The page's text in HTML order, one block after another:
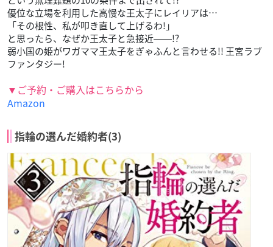
優位な立場を利用した高慢な王太子にレイリアは…
「その根性、私が叩き直して上げるわ!」
と思ったら、なぜか王太子と急接近――!?
弱小国の姫がワガママ王太子をぎゃふんと言わせる!! 王宮ラブ
ファンタジー!
▼ご予約・ご購入はこちらから
Amazon
指輪の選んだ婚約者(3)